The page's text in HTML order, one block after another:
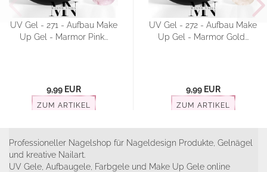
UV Gel - 271 - Aufbau Make
Up Gel - Marmor Pink...
9,99 EUR
ZUM ARTIKEL
UV Gel - 272 - Aufbau Make
Up Gel - Marmor Gold...
9,99 EUR
ZUM ARTIKEL
Professioneller Nagelshop für Nageldesign Produkte, Gelnägel
und kreative Nailart.
UV Gele, Aufbaugele, Farbgele und Make Up Gele online